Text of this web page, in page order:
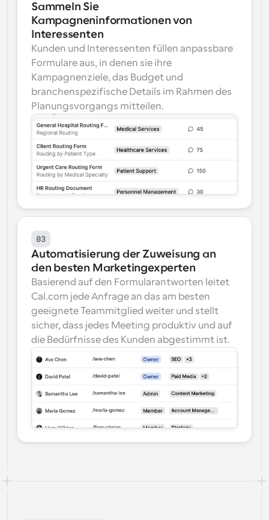
Sammeln Sie
Kampagneninformationen von
Interessenten
Kunden und Interessenten füllen anpassbare
Formulare aus, in denen sie ihre
Kampagnenziele, das Budget und
branchenspezifische Details im Rahmen des
Planungsvorgangs mitteilen.
03
Automatisierung der Zuweisung an
den besten Marketingexperten
Basierend auf den Formularantworten leitet
Cal.com jede Anfrage an das am besten
geeignete Teammitglied weiter und stellt
sicher, dass jedes Meeting produktiv und auf
die Bedürfnisse des Kunden abgestimmt ist.